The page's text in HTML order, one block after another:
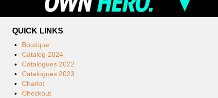
QUICK LINKS
Boutique
Catalog 2024
Catalogues 2022
Catalogues 2023
Chariot
Checkout